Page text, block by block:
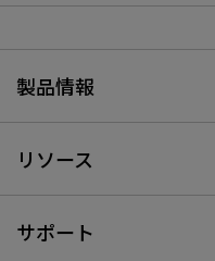
製品情報
リソース
サポート